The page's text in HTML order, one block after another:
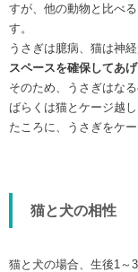
すが、他の動物と比べ
す。
うさぎは臆病、猫は神経
スペースを確保してあ
そのため、うさぎはな
ばらくは猫とケージ越
たころに、うさぎをケ
猫と犬の相性
猫と犬の場合、生後1～